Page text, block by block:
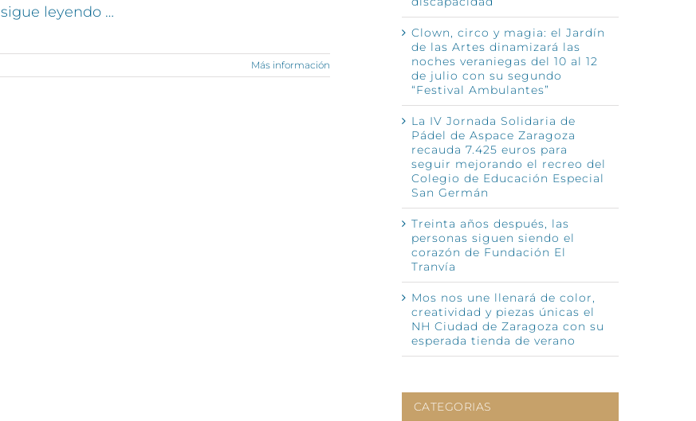
sigue leyendo …
Más información
Clown, circo y magia: el Jardín
de las Artes dinamizará las
noches veraniegas del 10 al 12
de julio con su segundo
“Festival Ambulantes”
La IV Jornada Solidaria de
Pádel de Aspace Zaragoza
recauda 7.425 euros para
seguir mejorando el recreo del
Colegio de Educación Especial
San Germán
Treinta años después, las
personas siguen siendo el
corazón de Fundación El
Tranvía
Mos nos une llenará de color,
creatividad y piezas únicas el
NH Ciudad de Zaragoza con su
esperada tienda de verano
CATEGORIAS